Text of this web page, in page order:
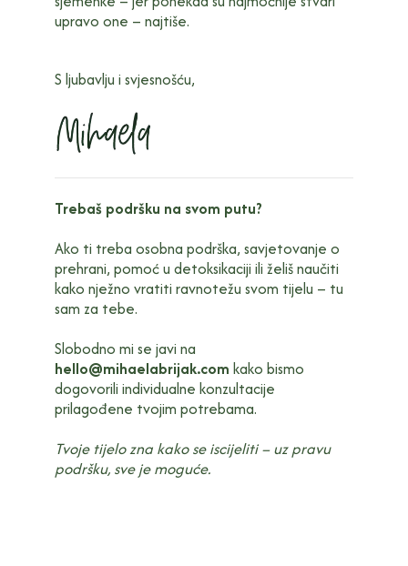
upravo one – najtiše.
S ljubavlju i svjesnošću,
Trebaš podršku na svom putu?
Ako ti treba osobna podrška, savjetovanje o
prehrani, pomoć u detoksikaciji ili želiš naučiti
kako nježno vratiti ravnotežu svom tijelu – tu
sam za tebe.
Slobodno mi se javi na
hello@mihaelabrijak.com kako bismo
dogovorili individualne konzultacije
prilagođene tvojim potrebama.
Tvoje tijelo zna kako se iscijeliti – uz pravu
podršku, sve je moguće.